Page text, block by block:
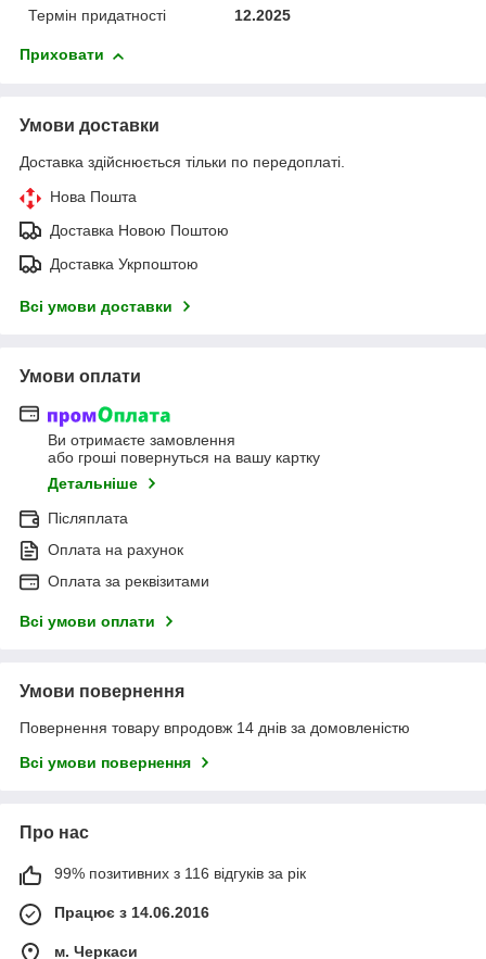
Термін придатності
12.2025
Приховати
Умови доставки
Доставка здійснюється тільки по передоплаті.
Нова Пошта
Доставка Новою Поштою
Доставка Укрпоштою
Всі умови доставки
Умови оплати
Ви отримаєте замовлення
або гроші повернуться на вашу картку
Детальніше
Післяплата
Оплата на рахунок
Оплата за реквізитами
Всі умови оплати
Умови повернення
Повернення товару впродовж 14 днів за домовленістю
Всі умови повернення
Про нас
99% позитивних з 116 відгуків за рік
Працює з 14.06.2016
м. Черкаси